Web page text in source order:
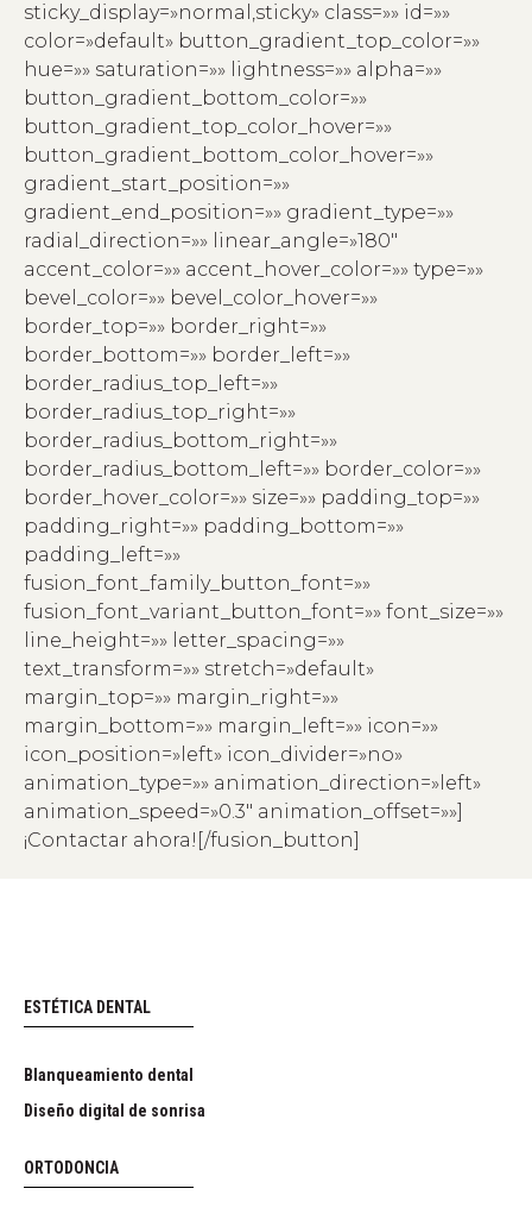
sticky_display=»normal,sticky» class=»» id=»»
color=»default» button_gradient_top_color=»»
hue=»» saturation=»» lightness=»» alpha=»»
button_gradient_bottom_color=»»
button_gradient_top_color_hover=»»
button_gradient_bottom_color_hover=»»
gradient_start_position=»»
gradient_end_position=»» gradient_type=»»
radial_direction=»» linear_angle=»180″
accent_color=»» accent_hover_color=»» type=»»
bevel_color=»» bevel_color_hover=»»
border_top=»» border_right=»»
border_bottom=»» border_left=»»
border_radius_top_left=»»
border_radius_top_right=»»
border_radius_bottom_right=»»
border_radius_bottom_left=»» border_color=»»
border_hover_color=»» size=»» padding_top=»»
padding_right=»» padding_bottom=»»
padding_left=»»
fusion_font_family_button_font=»»
fusion_font_variant_button_font=»» font_size=»»
line_height=»» letter_spacing=»»
text_transform=»» stretch=»default»
margin_top=»» margin_right=»»
margin_bottom=»» margin_left=»» icon=»»
icon_position=»left» icon_divider=»no»
animation_type=»» animation_direction=»left»
animation_speed=»0.3″ animation_offset=»»]
¡Contactar ahora![/fusion_button]
ESTÉTICA DENTAL
Blanqueamiento dental
Diseño digital de sonrisa
ORTODONCIA